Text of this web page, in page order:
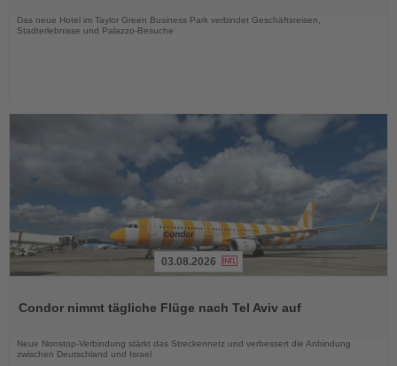
Das neue Hotel im Taylor Green Business Park verbindet Geschäftsreisen,
Stadterlebnisse und Palazzo-Besuche
die
03.08.2026
Condor nimmt tägliche Flüge nach Tel Aviv auf
Neue Nonstop-Verbindung stärkt das Streckennetz und verbessert die Anbindung
zwischen Deutschland und Israel